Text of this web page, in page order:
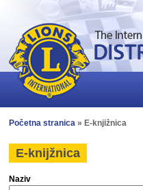
Početna stranica » E-knjižnica
E-knijžnica
Naziv